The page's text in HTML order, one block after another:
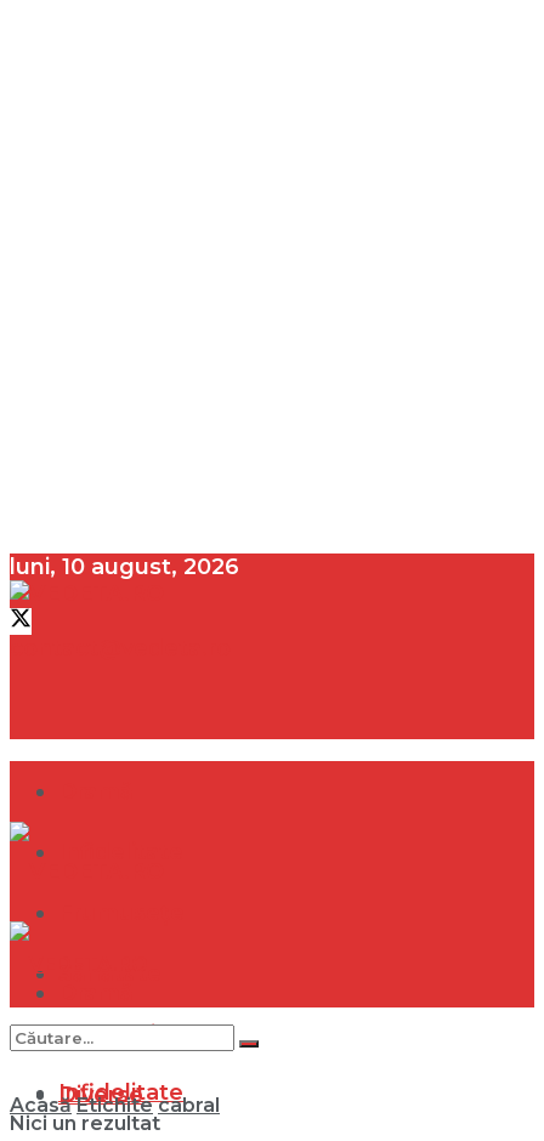
luni, 10 august, 2026
Internațional
Diverse
Infidelitate
Nici un rezultat
Acasă Etichite cabral